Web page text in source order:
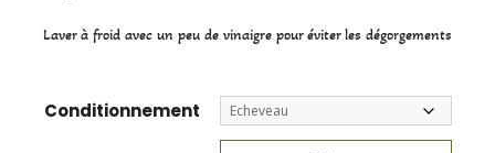
Laver à froid avec un peu de vinaigre pour éviter les dégorgements
Conditionnement